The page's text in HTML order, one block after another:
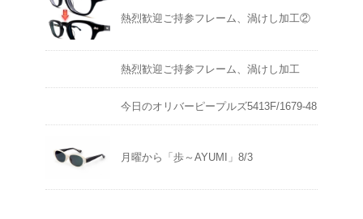
熱烈歓迎ご持参フレーム、渦けし加工②
熱烈歓迎ご持参フレーム、渦けし加工
今日のオリバーピープルズ5413F/1679-48
月曜から「歩～AYUMI」8/3